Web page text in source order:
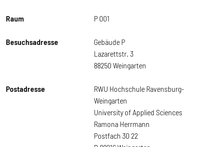
Raum P 001
Besuchsadresse
Gebäude P
Lazarettstr. 3
88250 Weingarten
Postadresse
RWU Hochschule Ravensburg-
Weingarten
University of Applied Sciences
Ramona Herrmann
Postfach 30 22